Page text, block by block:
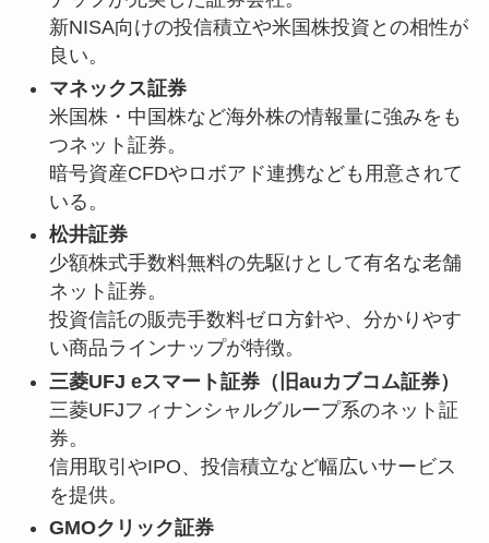
新NISA向けの投信積立や米国株投資との相性が
良い。
マネックス証券
米国株・中国株など海外株の情報量に強みをも
つネット証券。
暗号資産CFDやロボアド連携なども用意されて
いる。
松井証券
少額株式手数料無料の先駆けとして有名な老舗
ネット証券。
投資信託の販売手数料ゼロ方針や、分かりやす
い商品ラインナップが特徴。
三菱UFJ eスマート証券（旧auカブコム証券）
三菱UFJフィナンシャルグループ系のネット証
券。
信用取引やIPO、投信積立など幅広いサービス
を提供。
GMOクリック証券